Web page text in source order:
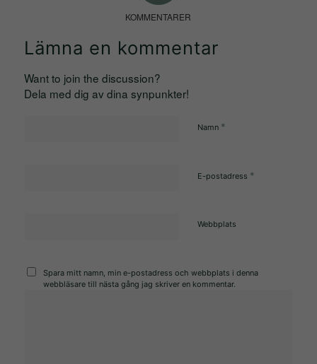
KOMMENTARER
Lämna en kommentar
Want to join the discussion?
Dela med dig av dina synpunkter!
Namn *
E-postadress *
Webbplats
Spara mitt namn, min e-postadress och webbplats i denna
webbläsare till nästa gång jag skriver en kommentar.
Upplevelse
hemsida ska
bra som
ditt besök.
kakorna
funktionalitet
hemsidan.